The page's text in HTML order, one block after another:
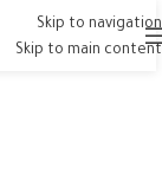
Skip to navigation
Skip to main content